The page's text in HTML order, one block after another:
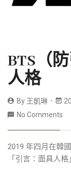
BTS（
人格
By 王凱琳
No Comments
2019 年四月在韓
「引言：面具人格